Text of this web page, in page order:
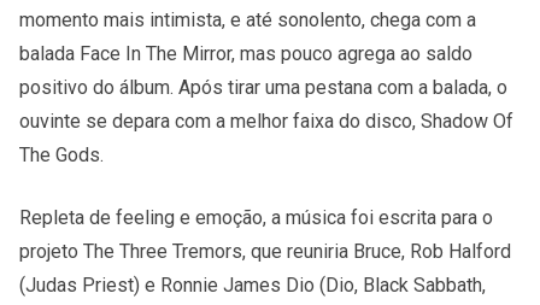
momento mais intimista, e até sonolento, chega com a
balada Face In The Mirror, mas pouco agrega ao saldo
positivo do álbum. Após tirar uma pestana com a balada, o
ouvinte se depara com a melhor faixa do disco, Shadow Of
The Gods.
Repleta de feeling e emoção, a música foi escrita para o
projeto The Three Tremors, que reuniria Bruce, Rob Halford
(Judas Priest) e Ronnie James Dio (Dio, Black Sabbath,